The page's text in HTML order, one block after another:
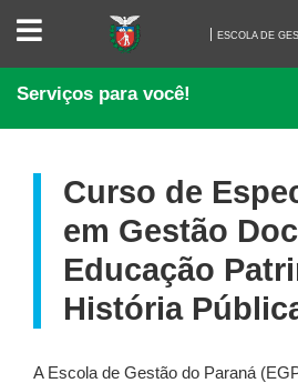
ESCOLA
GESTÃO
DO
PARANÁ
ESCOLA DE
Serviços para você!
Curso de
em Gestão
Educação
História
A Escola de Gestão do Paraná